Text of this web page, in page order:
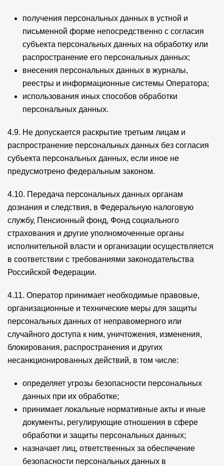
получения персональных данных в устной и
письменной форме непосредственно с согласия
субъекта персональных данных на обработку или
распространение его персональных данных;
внесения персональных данных в журналы,
реестры и информационные системы Оператора;
использования иных способов обработки
персональных данных.
4.9. Не допускается раскрытие третьим лицам и
распространение персональных данных без согласия
субъекта персональных данных, если иное не
предусмотрено федеральным законом.
4.10. Передача персональных данных органам
дознания и следствия, в Федеральную налоговую
службу, Пенсионный фонд, Фонд социального
страхования и другие уполномоченные органы
исполнительной власти и организации осуществляется
в соответствии с требованиями законодательства
Российской Федерации.
4.11. Оператор принимает необходимые правовые,
организационные и технические меры для защиты
персональных данных от неправомерного или
случайного доступа к ним, уничтожения, изменения,
блокирования, распространения и других
несанкционированных действий, в том числе:
определяет угрозы безопасности персональных
данных при их обработке;
принимает локальные нормативные акты и иные
документы, регулирующие отношения в сфере
обработки и защиты персональных данных;
назначает лиц, ответственных за обеспечение
безопасности персональных данных в